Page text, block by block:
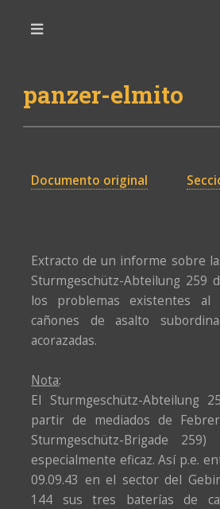
panzer-elmito
Documento original
Extracto de un informe sobre
Sturmgeschütz-Abteilung 259
los problemas existentes al
cañones de asalto
acorazadas.
Nota:
El Sturmgeschütz-Abteilung
partir de mediados de
Sturmgeschütz-Brigade
especialmente eficaz. Así p.e.
09.09.43 en el sector del
144 sus tres baterías de